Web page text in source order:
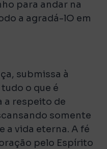
para andar na
a agradá-lO em
submissa à
o que é
a respeito de
somente
a vida eterna. A fé
pelo Espírito